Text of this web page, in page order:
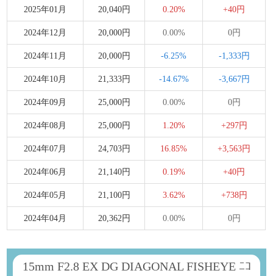
2025年01月 20,040円 0.20% +40円
2024年12月 20,000円 0.00% 0円
2024年11月 20,000円 -6.25% -1,333円
2024年10月 21,333円 -14.67% -3,667円
2024年09月 25,000円 0.00% 0円
2024年08月 25,000円 1.20% +297円
2024年07月 24,703円 16.85% +3,563円
2024年06月 21,140円 0.19% +40円
2024年05月 21,100円 3.62% +738円
2024年04月 20,362円 0.00% 0円
15mm F2.8 EX DG DIAGONAL FISHEYE ﾆｺ